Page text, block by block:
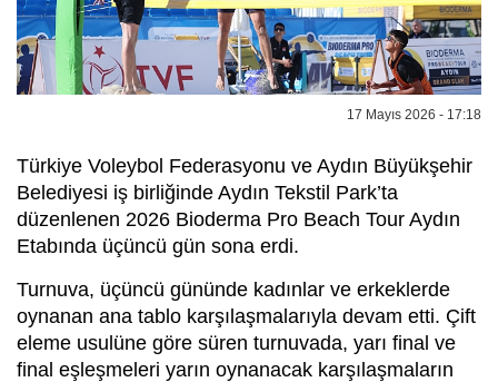
17 Mayıs 2026 - 17:18
Türkiye Voleybol Federasyonu ve Aydın Büyükşehir
Belediyesi iş birliğinde Aydın Tekstil Park’ta
düzenlenen 2026 Bioderma Pro Beach Tour Aydın
Etabında üçüncü gün sona erdi.
Turnuva, üçüncü gününde kadınlar ve erkeklerde
oynanan ana tablo karşılaşmalarıyla devam etti. Çift
eleme usulüne göre süren turnuvada, yarı final ve
final eşleşmeleri yarın oynanacak karşılaşmaların